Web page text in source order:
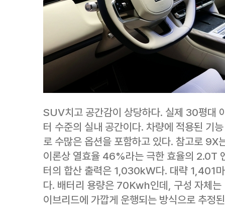
SUV치고 공간감이 상당하다. 실제 30평대
터 수준의 실내 공간이다. 차량에 적용된 기
로 수많은 옵션을 포함하고 있다. 참고로
이론상 열효율 46%라는 극한 효율의 2.0T
터의 합산 출력은 1,030kW다. 대략 1,401
다. 배터리 용량은 70Kwh인데, 구성 자체
이브리드에 가깝게 운행되는 방식으로 추정